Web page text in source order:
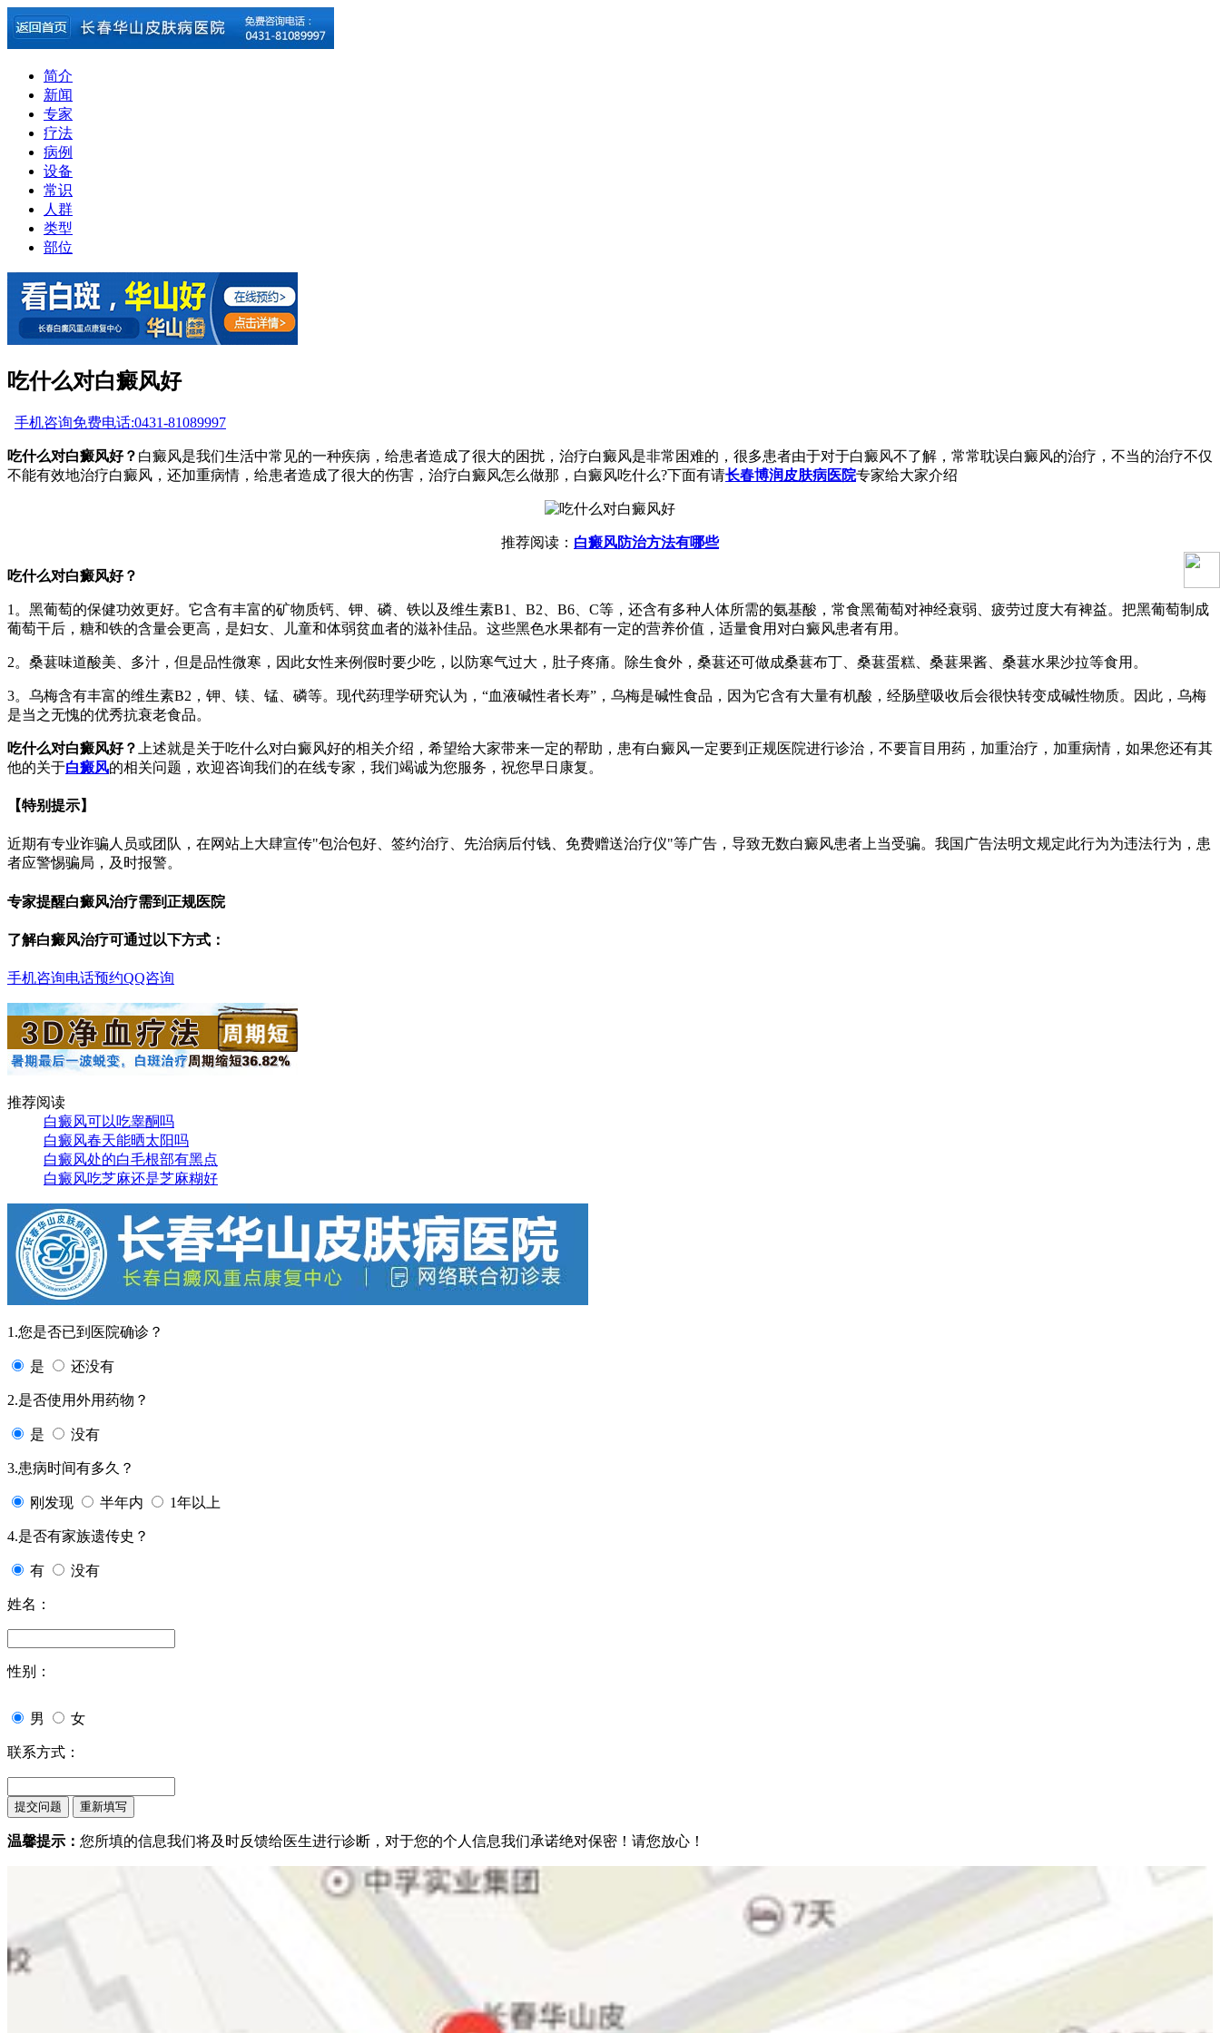
简介
新闻
专家
疗法
病例
设备
常识
人群
类型
部位
吃什么对白癜风好
手机咨询免费电话:0431-81089997
吃什么对白癜风好？ 白癜风是我们生活中常见的一种疾病，给患者造成了很大的困扰，治疗白癜风是非常困难的，很多患者由于对于白癜风不了解，常常耽误白癜风的治疗，不当的治疗不仅
不能有效地治疗白癜风，还加重病情，给患者造成了很大的伤害，治疗白癜风怎么做那，白癜风吃什么?下面有请长春博润皮肤病医院专家给大家介绍
推荐阅读： 白癜风防治方法有哪些
吃什么对白癜风好？
1。黑葡萄的保健功效更好。它含有丰富的矿物质钙、钾、磷、铁以及维生素B1、B2、B6、C等，还含有多种人体所需的氨基酸，常食黑葡萄对神经衰弱、疲劳过度大有裨益。把黑葡萄制成
葡萄干后，糖和铁的含量会更高，是妇女、儿童和体弱贫血者的滋补佳品。这些黑色水果都有一定的营养价值，适量食用对白癜风患者有用。
2。桑葚味道酸美、多汁，但是品性微寒，因此女性来例假时要少吃，以防寒气过大，肚子疼痛。除生食外，桑葚还可做成桑葚布丁、桑葚蛋糕、桑葚果酱、桑葚水果沙拉等食用。
3。乌梅含有丰富的维生素B2，钾、镁、锰、磷等。现代药理学研究认为，“血液碱性者长寿”，乌梅是碱性食品，因为它含有大量有机酸，经肠壁吸收后会很快转变成碱性物质。因此，乌梅
是当之无愧的优秀抗衰老食品。
吃什么对白癜风好？
上述就是关于吃什么对白癜风好的相关介绍，希望给大家带来一定的帮助，患有白癜风一定要到正规医院进行诊治，不要盲目用药，加重治疗，加重病情，如果您还有其
他的关于白癜风的相关问题，欢迎咨询我们的在线专家，我们竭诚为您服务，祝您早日康复。
【特别提示】
近期有专业诈骗人员或团队，在网站上大肆宣传"包治包好、签约治疗、先治病后付钱、免费赠送治疗仪"等广告，导致无数白癜风患者上当受骗。我国广告法明文规定此行为为违法行为，患
者应警惕骗局，及时报警。
专家提醒白癜风治疗需到正规医院
了解白癜风治疗可通过以下方式：
手机咨询电话预约QQ咨询
推荐阅读
白癜风可以吃睾酮吗
白癜风春天能晒太阳吗
白癜风处的白毛根部有黑点
白癜风吃芝麻还是芝麻糊好
1.您是否已到医院确诊？
是 还没有
2.是否使用外用药物？
是 没有
3.患病时间有多久？
刚发现 半年内 1年以上
4.是否有家族遗传史？
有 没有
姓名：
性别：
男 女
联系方式：
温馨提示： 您所填的信息我们将及时反馈给医生进行诊断，对于您的个人信息我们承诺绝对保密！请您放心！